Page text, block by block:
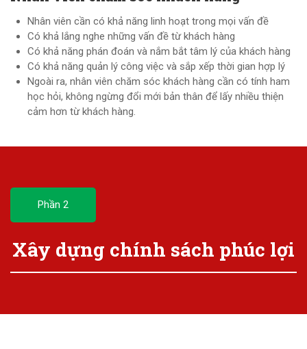
Nhân viên cần có khả năng linh hoạt trong mọi vấn đề
Có khả lắng nghe những vấn đề từ khách hàng
Có khả năng phán đoán và nắm bắt tâm lý của khách hàng
Có khả năng quản lý công việc và sắp xếp thời gian hợp lý
Ngoài ra, nhân viên chăm sóc khách hàng cần có tính ham
học hỏi, không ngừng đổi mới bản thân để lấy nhiều thiện
cảm hơn từ khách hàng.
Phần 2
Xây dựng chính sách phúc lợi